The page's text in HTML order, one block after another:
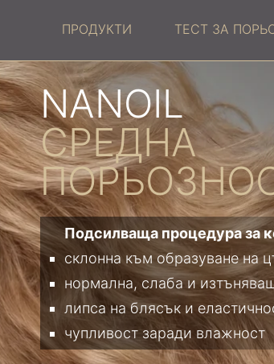
ПРОДУКТИ ТЕСТ ЗА
NANOIL
СРЕДНА
Подсилваща процедура за
склонна към образуване на
нормална, слаба и
липса на блясък и
чупливост заради влажност